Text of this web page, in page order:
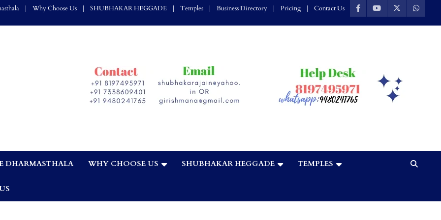
Why Choose Us SHUBHAKAR HEGGADE Temples Business Directory Pricing Contact Us
DHARMASTHALA WHY CHOOSE US SHUBHAKAR HEGGADE TEMPLES